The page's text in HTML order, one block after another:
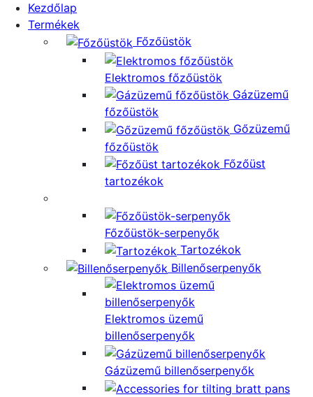
Kezdőlap
Termékek
Főzőüstök
Elektromos főzőüstök
Gázüzemű
főzőüstök
Gőzüzemű
főzőüstök
Főzőüst
tartozékok
Főzőüstök-serpenyők
Tartozékok
Billenőserpenyők
Elektromos üzemű
billenőserpenyők
Gázüzemű billenőserpenyők